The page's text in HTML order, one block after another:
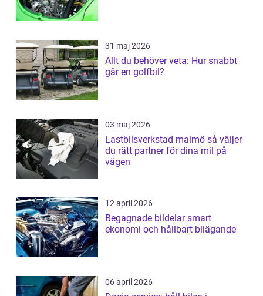
31 maj 2026
Allt du behöver veta: Hur snabbt
går en golfbil?
03 maj 2026
Lastbilsverkstad malmö så väljer
du rätt partner för dina mil på
vägen
12 april 2026
Begagnade bildelar smart
ekonomi och hållbart bilägande
06 april 2026